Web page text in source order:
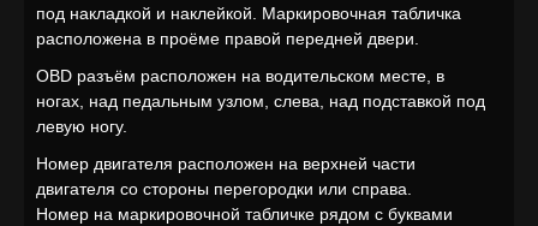
под накладкой и наклейкой. Маркировочная табличка
расположена в проёме правой передней двери.
OBD разъём расположен на водительском месте, в
ногах, над педальным узлом, слева, над подставкой под
левую ногу.
Номер двигателя расположен на верхней части
двигателя со стороны перегородки или справа.
Номер на маркировочной табличке рядом с буквами